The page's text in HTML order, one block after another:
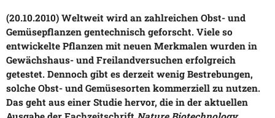
(20.10.2010) Weltweit wird an zahlreichen Obst- und
Gemüsepflanzen gentechnisch geforscht. Viele so
entwickelte Pflanzen mit neuen Merkmalen wurden in
Gewächshaus- und Freilandversuchen erfolgreich
getestet. Dennoch gibt es derzeit wenig Bestrebungen,
solche Obst- und Gemüsesorten kommerziell zu nutzen.
Das geht aus einer Studie hervor, die in der aktuellen